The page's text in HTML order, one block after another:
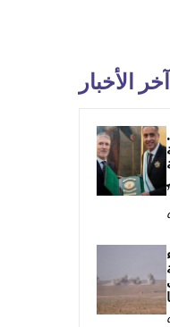
آخر الأخبار